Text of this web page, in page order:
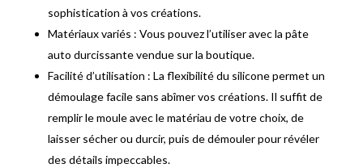
sophistication à vos créations.
Matériaux variés : Vous pouvez l’utiliser avec la pâte
auto durcissante vendue sur la boutique.
Facilité d’utilisation : La flexibilité du silicone permet un
démoulage facile sans abîmer vos créations. Il suffit de
remplir le moule avec le matériau de votre choix, de
laisser sécher ou durcir, puis de démouler pour révéler
des détails impeccables.